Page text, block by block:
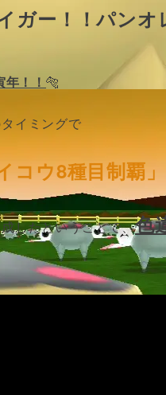
ガー！！パン
！！ 🐅
イミングで
コウ8種目制覇」
したということで、色